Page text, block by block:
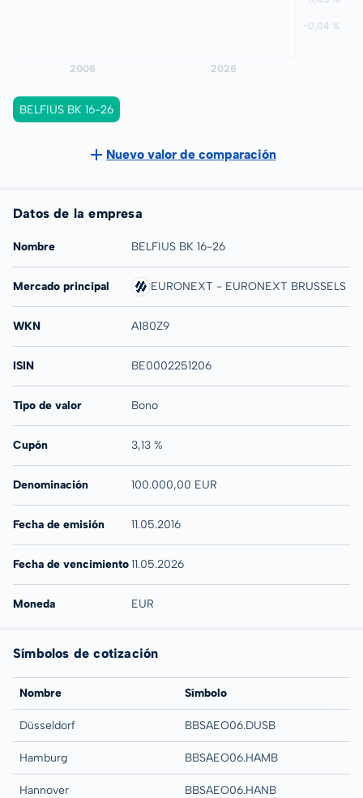
BELFIUS BK 16-26
Nuevo valor de comparación
Datos de la empresa
Nombre BELFIUS BK 16-26
Mercado principal EURONEXT - EURONEXT BRUSSELS
WKN A180Z9
ISIN BE0002251206
Tipo de valor Bono
Cupón 3,13 %
Denominación 100.000,00 EUR
Fecha de emisión 11.05.2016
Fecha de vencimiento11.05.2026
Moneda EUR
Símbolos de cotización
Nombre Símbolo
Düsseldorf BBSAEO06.DUSB
Hamburg BBSAEO06.HAMB
Hannover BBSAEO06.HANB